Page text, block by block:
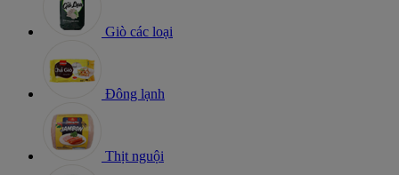
Giò các loại
Đông lạnh
Thịt nguội